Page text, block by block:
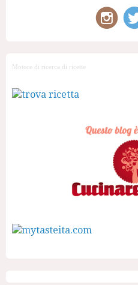
Motore di ricerca di ricette